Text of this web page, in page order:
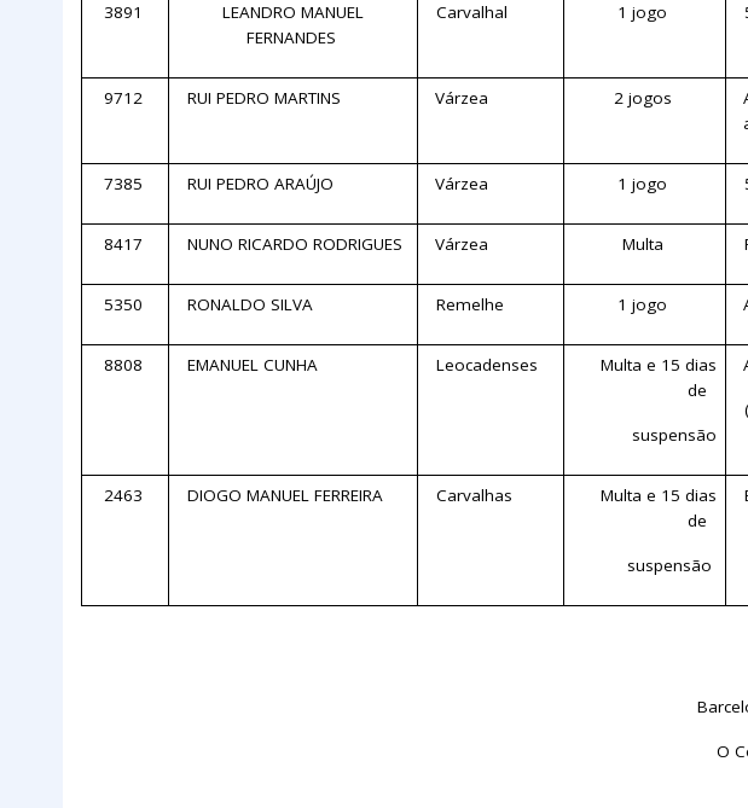
3891
LEANDRO MANUEL
FERNANDES
Carvalhal 1 jogo
9712 RUI PEDRO MARTINS Várzea 2 jogos
7385 RUI PEDRO ARAÚJO Várzea 1 jogo
8417 NUNO RICARDO RODRIGUES Várzea Multa
5350 RONALDO SILVA Remelhe 1 jogo
8808 EMANUEL CUNHA Leocadenses
Multa e 15 dias
de
suspensão
2463 DIOGO MANUEL FERREIRA Carvalhas
Multa e 15 dias
de
suspensão
O